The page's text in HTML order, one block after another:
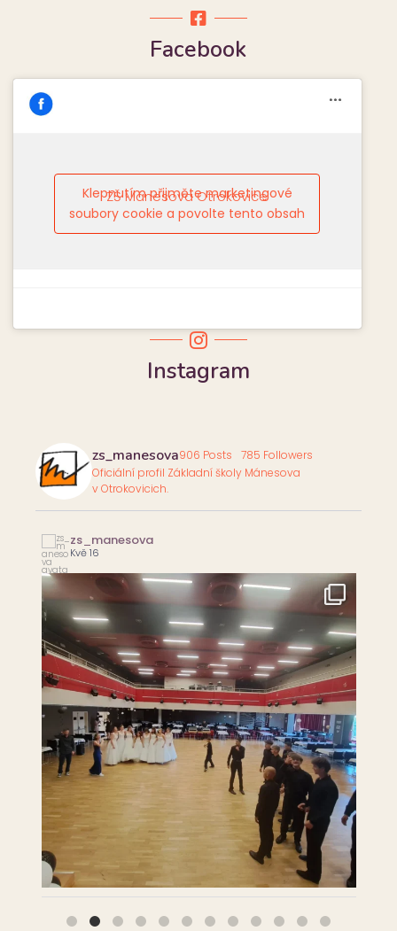
Facebook
ZŠ Mánesova Otrokovice
Klepnutím přijměte marketingové
soubory cookie a povolte tento obsah
Instagram
zs_manesova906 Posts
785 Followers
Oficiální profil Základní školy Mánesova
v Otrokovicich.
zs_manesova
Kvě 16
Už za chvíli! Těšíme se na Vás na Večírku Spolku ...
0